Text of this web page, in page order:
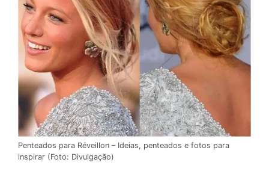
Penteados para Réveillon – Ideias, penteados e fotos para
inspirar (Foto: Divulgação)